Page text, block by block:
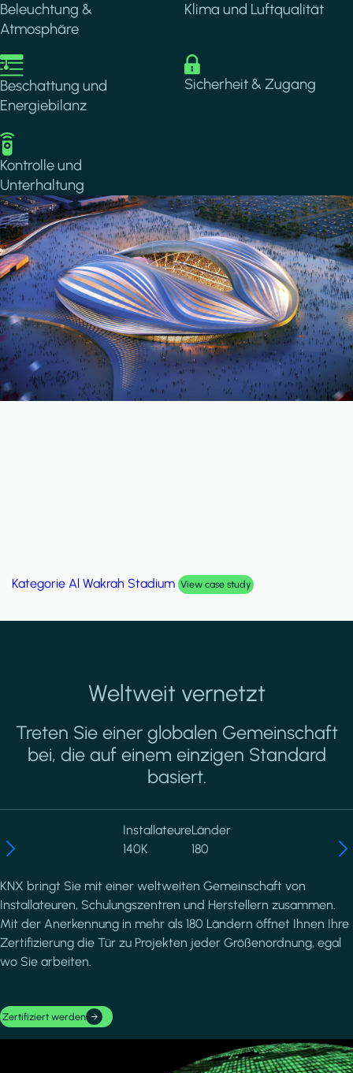
Beleuchtung &
Atmosphäre
Klima und Luftqualität
Image
Beschattung und
Energiebilanz
Image
Sicherheit & Zugang
Image
Kontrolle und
Unterhaltung
Kategorie Al Wakrah Stadium View case study
Weltweit vernetzt
Treten Sie einer globalen Gemeinschaft
bei, die auf einem einzigen Standard
basiert.
Installateure
140K
Länder
180
KNX bringt Sie mit einer weltweiten Gemeinschaft von
Installateuren, Schulungszentren und Herstellern zusammen.
Mit der Anerkennung in mehr als 180 Ländern öffnet Ihnen Ihre
Zertifizierung die Tür zu Projekten jeder Größenordnung, egal
wo Sie arbeiten.
Zertifiziert werden